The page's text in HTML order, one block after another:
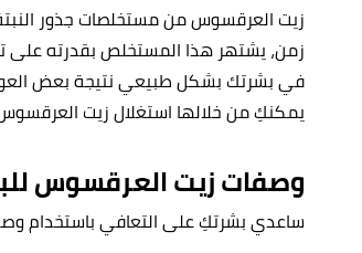
زيت العرقسوس من مستخلصات جذور
زمن، يشتهر هذا المستخلص بقدرته على
في بشرتك بشكل طبيعي نتيجة بعض
يمكنكِ من خلالها استغلال زيت العرقسوس
وصفات زيت العرقسوس
ساعدي بشرتكِ على التعافي باستخدام